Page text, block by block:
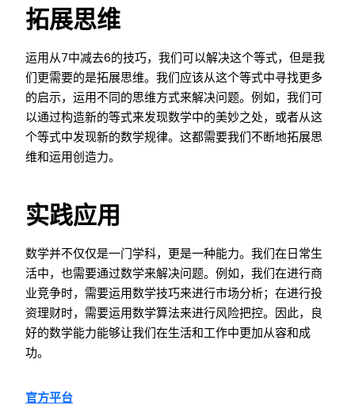
拓展思维
运用从7中减去6的技巧，我们可以解决这个等式，但是我
们更需要的是拓展思维。我们应该从这个等式中寻找更多
的启示，运用不同的思维方式来解决问题。例如，我们可
以通过构造新的等式来发现数学中的美妙之处，或者从这
个等式中发现新的数学规律。这都需要我们不断地拓展思
维和运用创造力。
实践应用
数学并不仅仅是一门学科，更是一种能力。我们在日常生
活中，也需要通过数学来解决问题。例如，我们在进行商
业竞争时，需要运用数学技巧来进行市场分析；在进行投
资理财时，需要运用数学算法来进行风险把控。因此，良
好的数学能力能够让我们在生活和工作中更加从容和成
功。
官方平台